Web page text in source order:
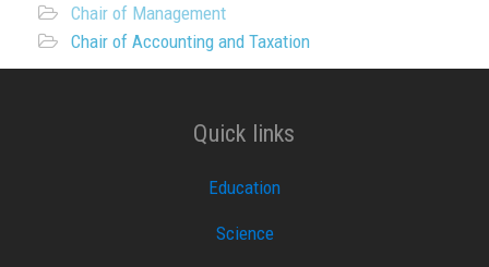
Chair of Management
Chair of Accounting and Taxation
Quick links
Education
Science